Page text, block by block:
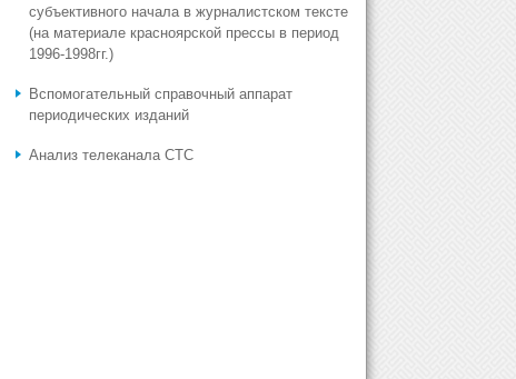
субъективного начала в журналистском тексте
(на материале красноярской прессы в период
1996-1998гг.)
Вспомогательный справочный аппарат
периодических изданий
Анализ телеканала СТС